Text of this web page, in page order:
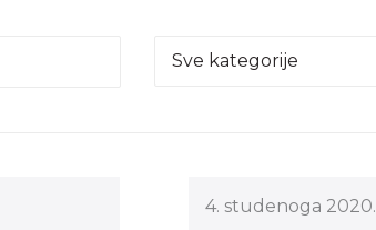
Sve kategorije
4. studenoga 2020.